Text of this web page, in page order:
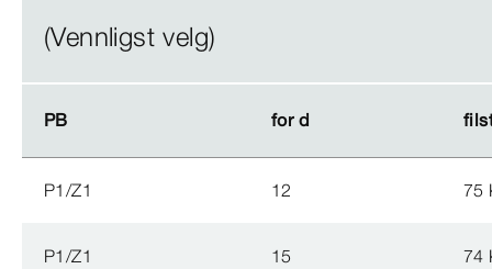
(Vennligst velg)
PB for d
PB for d
P1/Z1 12 75
P1/Z1 15 74